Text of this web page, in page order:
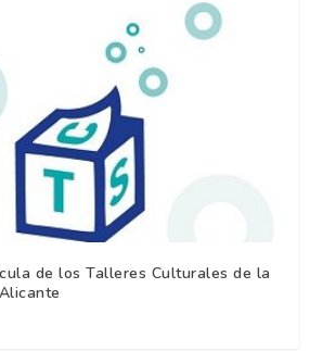
de los Talleres Culturales de la